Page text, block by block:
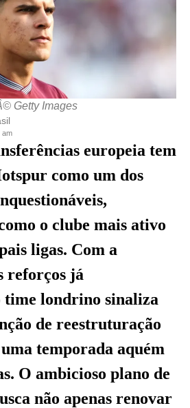
Getty Images
am
europeia tem
como um dos
o clube mais ativo
ligas. Com a
reforços já
time londrino sinaliza
de reestruturação
temporada aquém
O ambicioso plano de
não apenas renovar